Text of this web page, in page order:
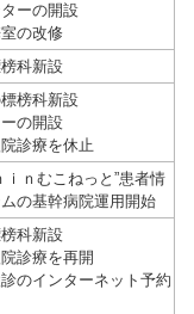
ーの開設
の改修
科新設
榜科新設
の開設
診療を休止
ｉｎむこねっと”患者情
の基幹病院運用開始
科新設
診療を再開
のインターネット予約